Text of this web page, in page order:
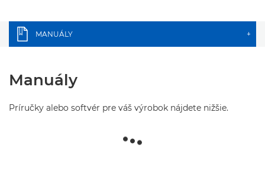
MANUÁLY +
Manuály
Príručky alebo softvér pre váš výrobok nájdete nižšie.